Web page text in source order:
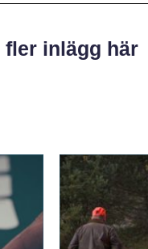
fler inlägg här